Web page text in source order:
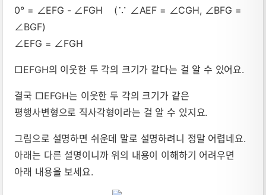
0° = ∠EFG - ∠FGH (∵ ∠AEF = ∠CGH, ∠BFG =
∠BGF)
∠EFG = ∠FGH
□EFGH의 이웃한 두 각의 크기가 같다는 걸 알 수 있어요.
결국 □EFGH는 이웃한 두 각의 크기가 같은
평행사변형으로 직사각형이라는 걸 알 수 있지요.
그림으로 설명하면 쉬운데 말로 설명하려니 정말 어렵네요.
아래는 다른 설명이니까 위의 내용이 이해하기 어려우면
아래 내용을 보세요.